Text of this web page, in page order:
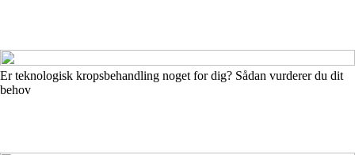
Er teknologisk kropsbehandling noget for dig? Sådan vurderer du dit
behov